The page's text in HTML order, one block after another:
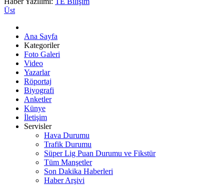
Üst
Ana Sayfa
Kategoriler
Foto Galeri
Video
Yazarlar
Röportaj
Biyografi
Anketler
Künye
İletişim
Servisler
Hava Durumu
Trafik Durumu
Süper Lig Puan Durumu ve Fikstür
Tüm Manşetler
Son Dakika Haberleri
Haber Arşivi